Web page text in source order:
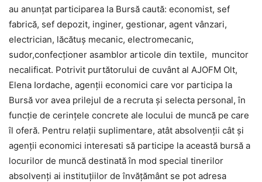
au anunţat participarea la Bursă caută: economist, sef
fabrică, sef depozit, inginer, gestionar, agent vânzari,
electrician, lăcătuş mecanic, electromecanic,
sudor,confecţioner asamblor articole din textile, muncitor
necalificat. Potrivit purtătorului de cuvânt al AJOFM Olt,
Elena Iordache, agenţii economici care vor participa la
Bursă vor avea prilejul de a recruta şi selecta personal, în
funcţie de cerinţele concrete ale locului de muncă pe care
îl oferă. Pentru relaţii suplimentare, atât absolvenţii cât şi
agenţii economici interesati să participe la această bursă a
locurilor de muncă destinată în mod special tinerilor
absolvenţi ai instituţiilor de învăţământ se pot adresa